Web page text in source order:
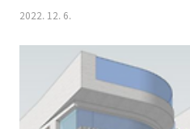
습니다.
2022. 12. 6.